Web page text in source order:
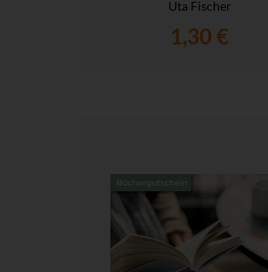
Uta Fischer
1,30 €